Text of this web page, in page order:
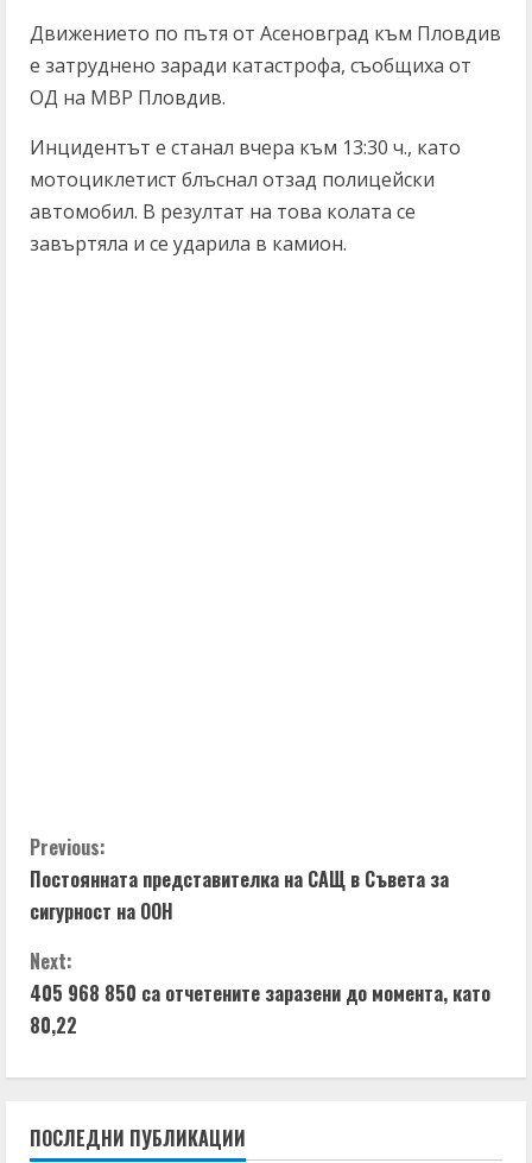
Движението по пътя от Асеновград към Пловдив
е затруднено заради катастрофа, съобщиха от
ОД на МВР Пловдив.
Инцидентът е станал вчера към 13:30 ч., като
мотоциклетист блъснал отзад полицейски
автомобил. В резултат на това колата се
завъртяла и се ударила в камион.
C
o
n
t
Previous:
Постоянната представителка на САЩ в Съвета за
сигурност на ООН
Next:
405 968 850 са отчетените заразени до момента, като
80,22
ПОСЛЕДНИ ПУБЛИКАЦИИ